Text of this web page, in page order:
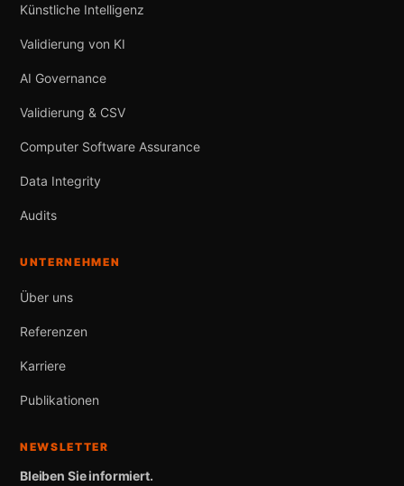
Künstliche Intelligenz
Validierung von KI
AI Governance
Validierung & CSV
Computer Software Assurance
Data Integrity
Audits
UNTERNEHMEN
Über uns
Referenzen
Karriere
Publikationen
NEWSLETTER
Bleiben Sie informiert.